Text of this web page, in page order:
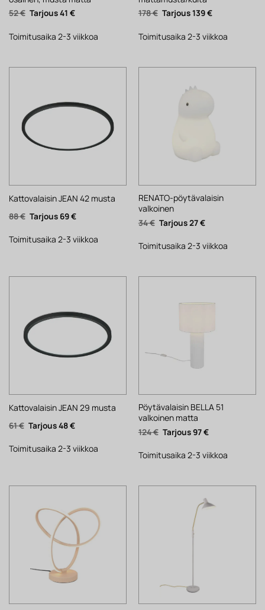
52€ Alkuperäinen
hinta
52 €.
41 €Nykyinen
41 €.
Toimitusaika 2-3 viikkoa
178€ Alkuperäinen
hinta
178 €.
139€Nykyinen
139 €.
Toimitusaika 2-3 viikkoa
Kattovalaisin JEAN 42 musta
88€ Alkuperäinen
hinta
88 €.
69€Nykyinen
69 €.
Toimitusaika 2-3 viikkoa
RENATO-pöytävalaisin
valkoinen
34€ Alkuperäinen
hinta
34 €.
27€Nykyinen
27 €.
Toimitusaika 2-3 viikkoa
Kattovalaisin JEAN 29 musta
61€ Alkuperäinen
hinta
61 €.
48€Nykyinen
48 €.
Toimitusaika 2-3 viikkoa
Pöytävalaisin BELLA 51
valkoinen matta
124€ Alkuperäinen
hinta
124 €.
97€Nykyinen
97 €.
Toimitusaika 2-3 viikkoa